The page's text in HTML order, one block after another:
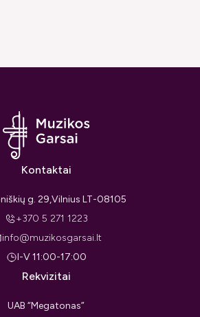
Kontaktai
g. 29,Vilnius LT-08105
+370 5 271 1223
info@muzikosgarsai.lt
I-V 11:00-17:00
Rekvizitai
UAB “Megatonas”